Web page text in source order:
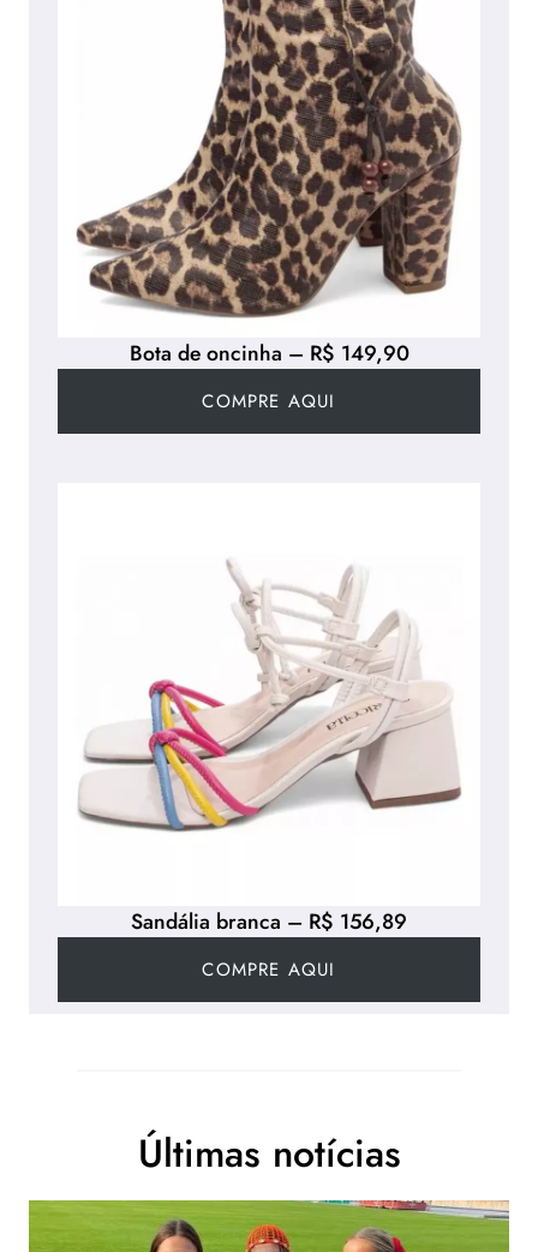
Sandália branca – R$ 156,89
COMPRE AQUI
Bota de oncinha – R$ 149,90
COMPRE AQUI
Últimas notícias